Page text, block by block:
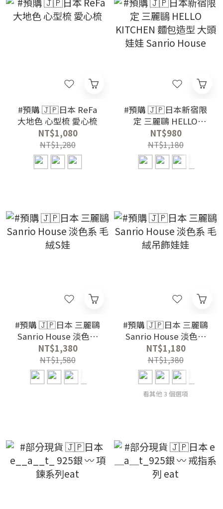
#預購 🇯🇵日本 ReFa
大地色 心型梳 愛心梳
NT$1,080
NT$1,280
#預購 🇯🇵日本新宿限
定 三麗鷗 HELLO
KITCHEN 麵包造型 大
頭娃娃 Sanrio House
NT$980
NT$1,180
#預購 🇯🇵日本 三麗鷗
Sanrio House 淡色系
毛絨S娃
NT$1,380
NT$1,580
#預購 🇯🇵日本 三麗鷗
Sanrio House 淡色系
毛絨吊飾娃娃
NT$1,180
NT$1,380
看其他 3 個選項